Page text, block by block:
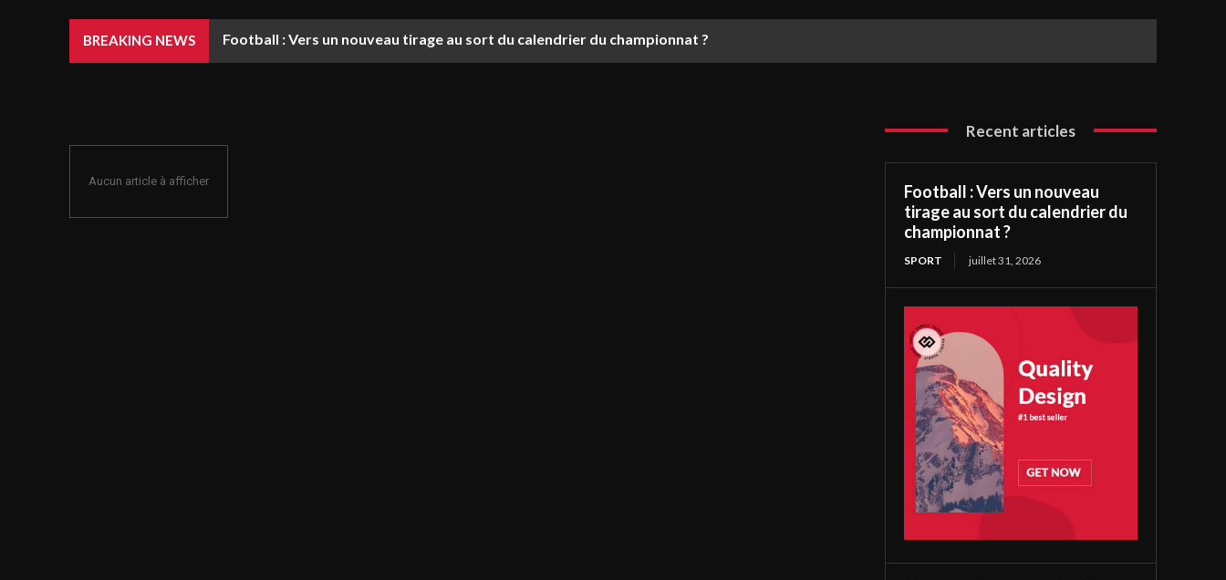
BREAKING NEWS Football : Vers un nouveau tirage au sort du calendrier du championnat ?
Aucun article à afficher
Recent articles
Football : Vers un nouveau
tirage au sort du calendrier du
championnat ?
SPORT juillet 31, 2026